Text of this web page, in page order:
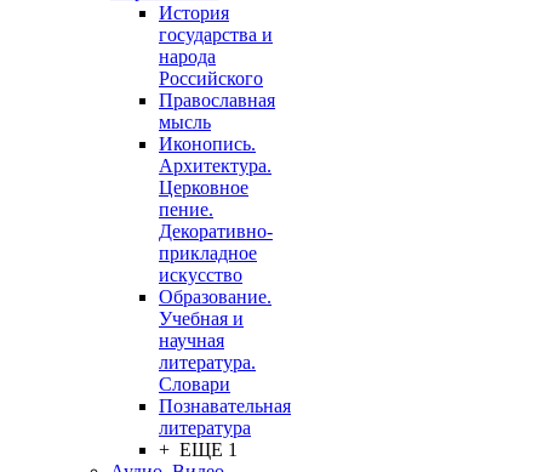
История
государства и
народа
Российского
Православная
мысль
Иконопись.
Архитектура.
Церковное
пение.
Декоративно-
прикладное
искусство
Образование.
Учебная и
научная
литература.
Словари
Познавательная
литература
+ ЕЩЕ 1